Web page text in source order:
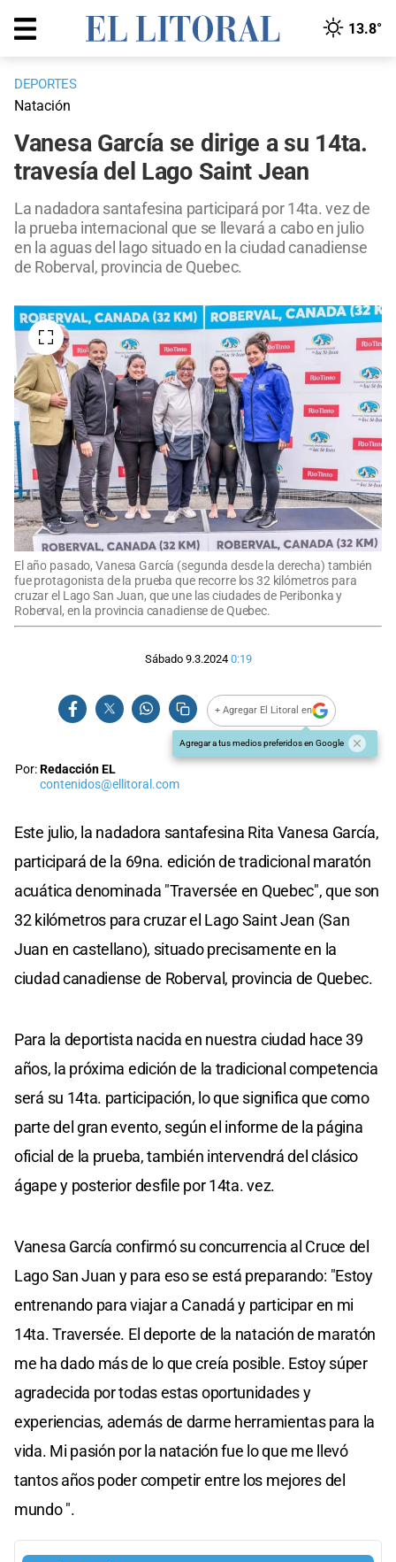
13.8°
DEPORTES
Natación
Vanesa García se dirige a su 14ta.
travesía del Lago Saint Jean
La nadadora santafesina participará por 14ta. vez de
la prueba internacional que se llevará a cabo en julio
en la aguas del lago situado en la ciudad canadiense
de Roberval, provincia de Quebec.
El año pasado, Vanesa García (segunda desde la derecha) también
fue protagonista de la prueba que recorre los 32 kilómetros para
cruzar el Lago San Juan, que une las ciudades de Peribonka y
Roberval, en la provincia canadiense de Quebec.
Sábado 9.3.2024 0:19
+ Agregar El Litoral en
Agregar a tus medios preferidos en Google
Por:Redacción EL
contenidos@ellitoral.com
Este julio, la nadadora santafesina Rita Vanesa García,
participará de la 69na. edición de tradicional maratón
acuática denominada "Traversée en Quebec", que son
32 kilómetros para cruzar el Lago Saint Jean (San
Juan en castellano), situado precisamente en la
ciudad canadiense de Roberval, provincia de Quebec.
Para la deportista nacida en nuestra ciudad hace 39
años, la próxima edición de la tradicional competencia
será su 14ta. participación, lo que significa que como
parte del gran evento, según el informe de la página
oficial de la prueba, también intervendrá del clásico
ágape y posterior desfile por 14ta. vez.
Vanesa García confirmó su concurrencia al Cruce del
Lago San Juan y para eso se está preparando: "Estoy
entrenando para viajar a Canadá y participar en mi
14ta. Traversée. El deporte de la natación de maratón
me ha dado más de lo que creía posible. Estoy súper
agradecida por todas estas oportunidades y
experiencias, además de darme herramientas para la
vida. Mi pasión por la natación fue lo que me llevó
tantos años poder competir entre los mejores del
mundo ".